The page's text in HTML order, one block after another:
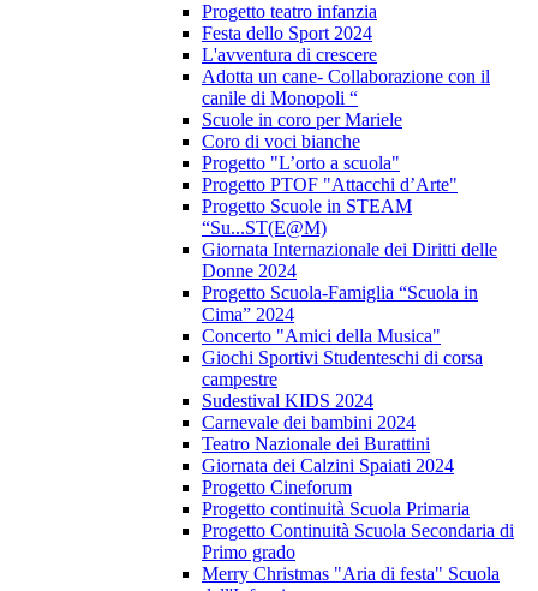
Progetto teatro infanzia
Festa dello Sport 2024
L'avventura di crescere
Adotta un cane- Collaborazione con il
canile di Monopoli “
Scuole in coro per Mariele
Coro di voci bianche
Progetto "L’orto a scuola"
Progetto PTOF "Attacchi d’Arte"
Progetto Scuole in STEAM
“Su...ST(E@M)
Giornata Internazionale dei Diritti delle
Donne 2024
Progetto Scuola-Famiglia “Scuola in
Cima” 2024
Concerto "Amici della Musica"
Giochi Sportivi Studenteschi di corsa
campestre
Sudestival KIDS 2024
Carnevale dei bambini 2024
Teatro Nazionale dei Burattini
Giornata dei Calzini Spaiati 2024
Progetto Cineforum
Progetto continuità Scuola Primaria
Progetto Continuità Scuola Secondaria di
Primo grado
Merry Christmas "Aria di festa" Scuola